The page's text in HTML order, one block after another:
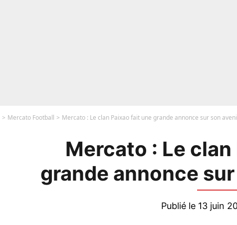
Mercato Football Mercato : Le clan Paixao fait une grande annonce sur son
Mercato : Le
grande annonce sur
Publié le 13 juin